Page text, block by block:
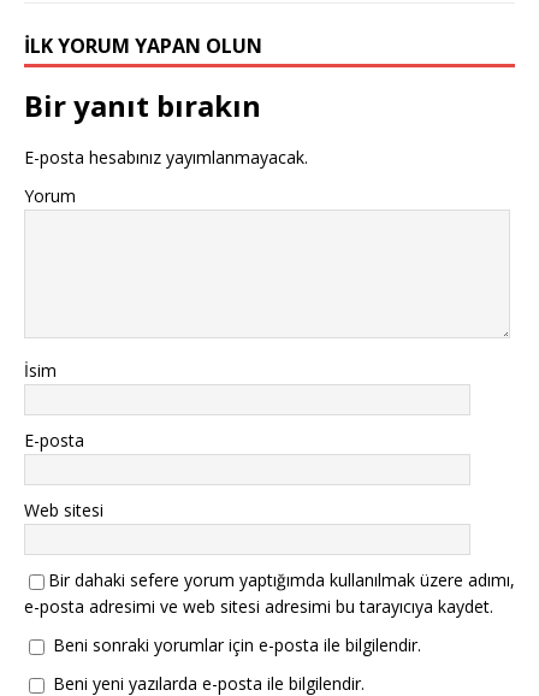
İLK YORUM YAPAN OLUN
Bir yanıt bırakın
E-posta hesabınız yayımlanmayacak.
Yorum
İsim
E-posta
Web sitesi
Bir dahaki sefere yorum yaptığımda kullanılmak üzere adımı,
e-posta adresimi ve web sitesi adresimi bu tarayıcıya kaydet.
Beni sonraki yorumlar için e-posta ile bilgilendir.
Beni yeni yazılarda e-posta ile bilgilendir.